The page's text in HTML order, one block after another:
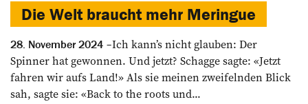
Die Welt braucht mehr Meringue
28. November 2024
Ich kann’s nicht glauben: Der
Spinner hat gewonnen. Und jetzt? Schagge sagte: «Jetzt
fahren wir aufs Land!» Als sie meinen zweifelnden Blick
sah, sagte sie: «Back to the roots und...